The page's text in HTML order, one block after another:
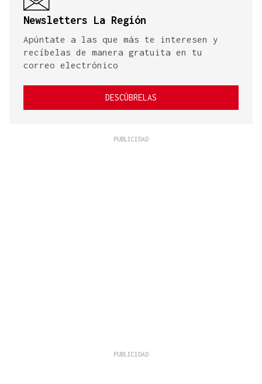
Newsletters La Región
Apúntate a las que más te interesen y
recíbelas de manera gratuita en tu
correo electrónico
DESCÚBRELAS